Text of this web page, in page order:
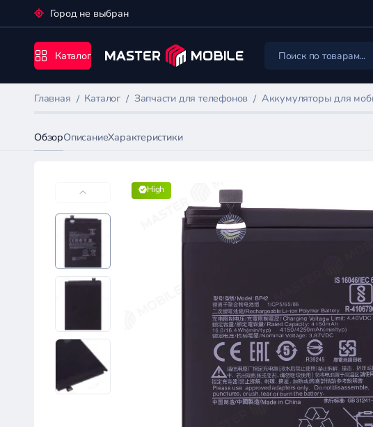
Город не выбран
Каталог
Главная Каталог Запчасти для телефонов Аккумуляторы для
ОбзорОписаниеХарактеристики
High